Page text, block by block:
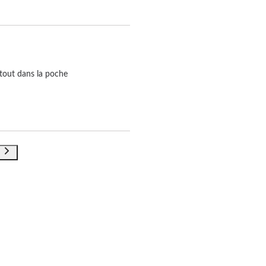
dans la poche